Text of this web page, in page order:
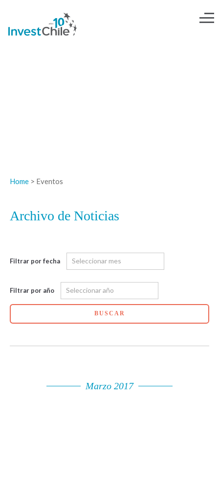
Home > Eventos
Archivo de Noticias
Filtrar por fecha
Filtrar por año
BUSCAR
Marzo 2017